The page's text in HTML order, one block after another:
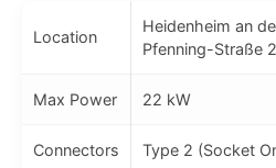
Location
Heidenheim an
Pfenning-Straße
Max Power 22 kW
Connectors Type 2 (Socket